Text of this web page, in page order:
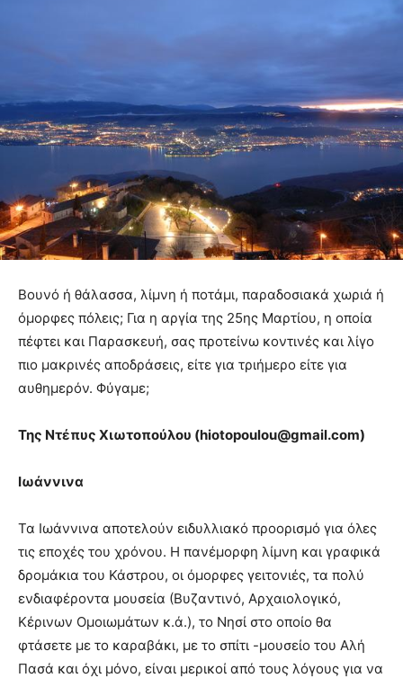
Βουνό ή θάλασσα, λίμνη ή ποτάμι, παραδοσιακά χωριά ή
όμορφες πόλεις; Για η αργία της 25ης Μαρτίου, η οποία
πέφτει και Παρασκευή, σας προτείνω κοντινές και λίγο
πιο μακρινές αποδράσεις, είτε για τριήμερο είτε για
αυθημερόν. Φύγαμε;
Της Ντέπυς Χιωτοπούλου (hiotopoulou@gmail.com)
Ιωάννινα
Τα Ιωάννινα αποτελούν ειδυλλιακό προορισμό για όλες
τις εποχές του χρόνου. Η πανέμορφη λίμνη και γραφικά
δρομάκια του Κάστρου, οι όμορφες γειτονιές, τα πολύ
ενδιαφέροντα μουσεία (Βυζαντινό, Αρχαιολογικό,
Κέρινων Ομοιωμάτων κ.ά.), το Νησί στο οποίο θα
φτάσετε με το καραβάκι, με το σπίτι -μουσείο του Αλή
Πασά και όχι μόνο, είναι μερικοί από τους λόγους για να